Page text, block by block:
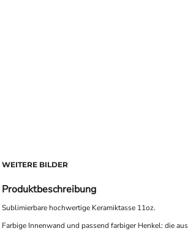
WEITERE BILDER
Produktbeschreibung
Sublimierbare hochwertige Keramiktasse 11oz.
Farbige Innenwand und passend farbiger Henkel: die